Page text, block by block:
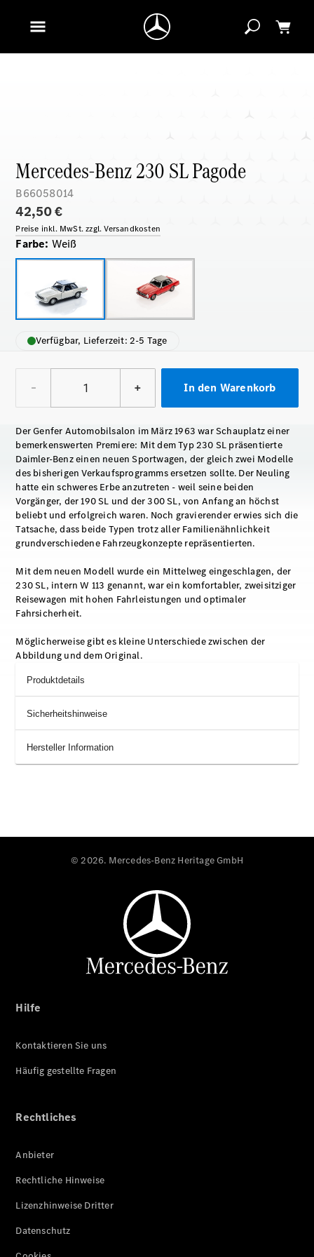
Mercedes-Benz 230 SL Pagode
B66058014
42,50 €
Preise inkl. MwSt. zzgl. Versandkosten
Farbe: Weiß
Verfügbar, Lieferzeit: 2-5 Tage
– + In den Warenkorb
Der Genfer Automobilsalon im März 1963 war Schauplatz einer
bemerkenswerten Premiere: Mit dem Typ 230 SL präsentierte
Daimler-Benz einen neuen Sportwagen, der gleich zwei Modelle
des bisherigen Verkaufsprogramms ersetzen sollte. Der Neuling
hatte ein schweres Erbe anzutreten - weil seine beiden
Vorgänger, der 190 SL und der 300 SL, von Anfang an höchst
beliebt und erfolgreich waren. Noch gravierender erwies sich die
Tatsache, dass beide Typen trotz aller Familienähnlichkeit
grundverschiedene Fahrzeugkonzepte repräsentierten.
Mit dem neuen Modell wurde ein Mittelweg eingeschlagen, der
230 SL, intern W 113 genannt, war ein komfortabler, zweisitziger
Reisewagen mit hohen Fahrleistungen und optimaler
Fahrsicherheit.
Möglicherweise gibt es kleine Unterschiede zwischen der
Abbildung und dem Original.
Produktdetails
Sicherheitshinweise
Hersteller Information
© 2026. Mercedes-Benz Heritage GmbH
Hilfe
Kontaktieren Sie uns
Häufig gestellte Fragen
Rechtliches
Anbieter
Rechtliche Hinweise
Lizenzhinweise Dritter
Datenschutz